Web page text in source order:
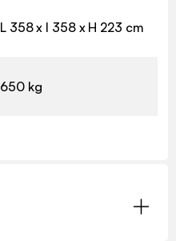
L 358 x l 358 x H 223 cm
650 kg